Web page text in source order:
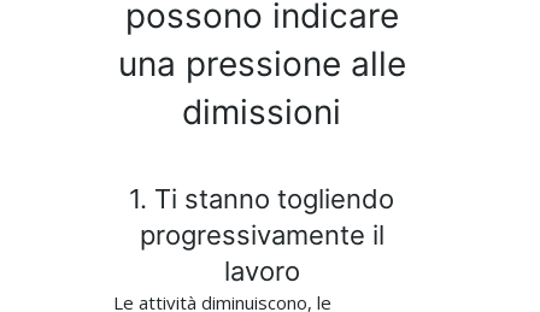
possono indicare
una pressione alle
dimissioni
1. Ti stanno togliendo
progressivamente il
lavoro
Le attività diminuiscono, le